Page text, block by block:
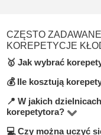
CZĘSTO
KOREPETYCJE
🥇 Jak wybrać
Na stronie BUKI
ponad 1
korepetytora w
godzinową, liczbę
💰 Ile kosztują
Ceny korepetycji w
sięgają nawet 100
📍 W jakich
korepetytora?
Na BUKI możesz
💻 Czy można uczyć